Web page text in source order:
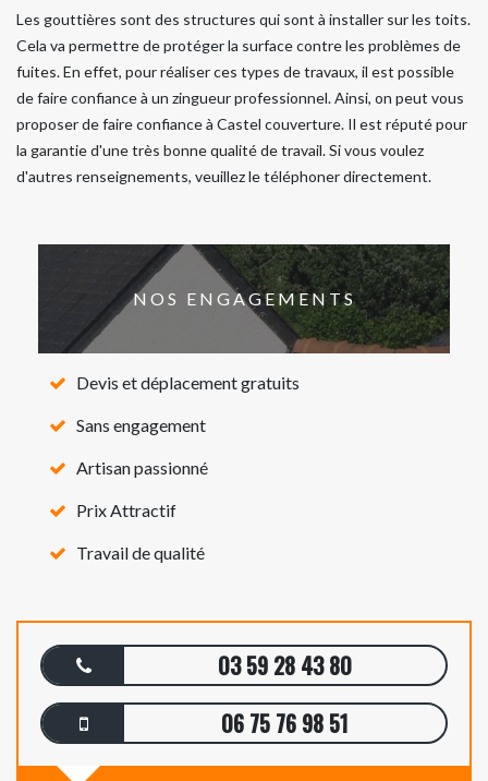
Les gouttières sont des structures qui sont à installer sur les toits.
Cela va permettre de protéger la surface contre les problèmes de
fuites. En effet, pour réaliser ces types de travaux, il est possible
de faire confiance à un zingueur professionnel. Ainsi, on peut vous
proposer de faire confiance à Castel couverture. Il est réputé pour
la garantie d'une très bonne qualité de travail. Si vous voulez
d'autres renseignements, veuillez le téléphoner directement.
NOS ENGAGEMENTS
Devis et déplacement gratuits
Sans engagement
Artisan passionné
Prix Attractif
Travail de qualité
03 59 28 43 80
06 75 76 98 51